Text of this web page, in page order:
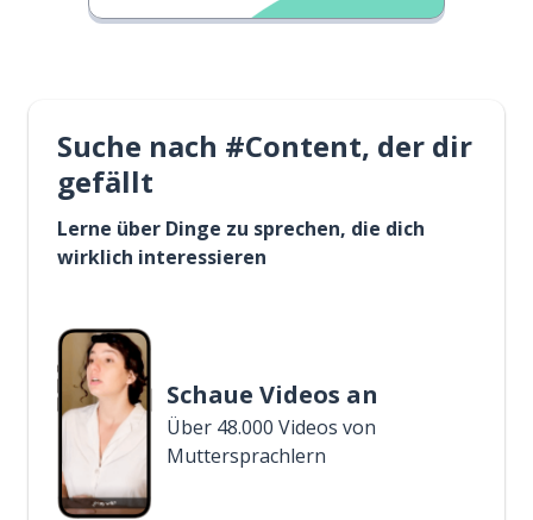
Suche nach #Content, der dir
gefällt
Lerne über Dinge zu sprechen, die dich
wirklich interessieren
Schaue Videos an
Über 48.000 Videos von
Muttersprachlern